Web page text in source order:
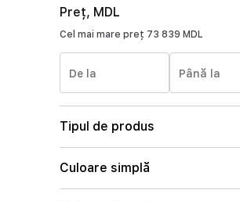
Preț, MDL
Cel mai mare preț 73 839 MDL
De la Până la
Tipul de produs
Culoare simplă